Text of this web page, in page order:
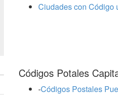
Ciudades con Código
Códigos Potales
-Códigos Postales